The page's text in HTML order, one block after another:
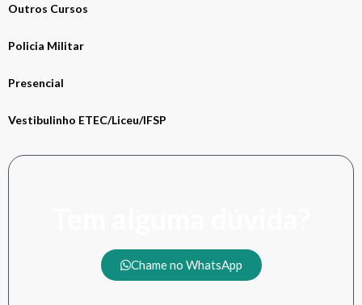
Outros Cursos
Policia Militar
Presencial
Vestibulinho ETEC/Liceu/IFSP
Chame no WhatsApp